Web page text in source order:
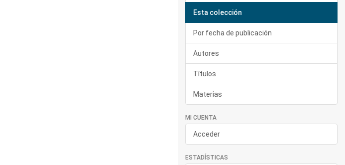
Esta colección
Por fecha de publicación
Autores
Títulos
Materias
MI CUENTA
Acceder
ESTADÍSTICAS